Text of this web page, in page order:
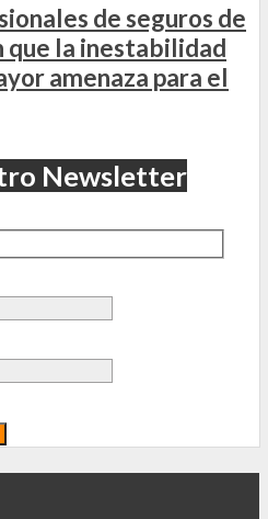
de seguros de
que la inestabilidad
amenaza para el
Newsletter